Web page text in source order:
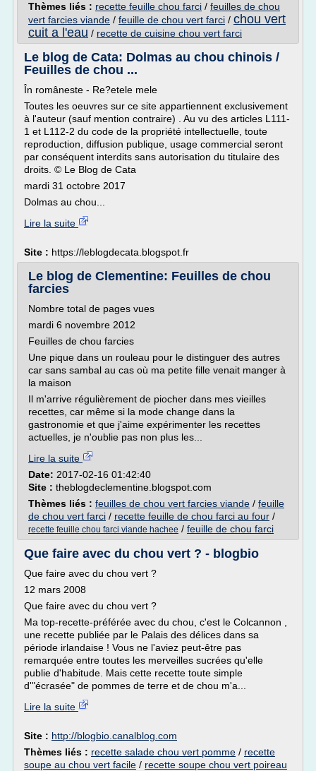
Thèmes liés : recette feuille chou farci / feuilles de chou
vert farcies viande / feuille de chou vert farci / chou vert
cuit a l'eau / recette de cuisine chou vert farci
Le blog de Cata: Dolmas au chou chinois /
Feuilles de chou ...
În româneste - Re?etele mele
Toutes les oeuvres sur ce site appartiennent exclusivement
à l'auteur (sauf mention contraire) . Au vu des articles L111-
1 et L112-2 du code de la propriété intellectuelle, toute
reproduction, diffusion publique, usage commercial seront
par conséquent interdits sans autorisation du titulaire des
droits. © Le Blog de Cata
mardi 31 octobre 2017
Dolmas au chou...
Lire la suite
Site : https://leblogdecata.blogspot.fr
Le blog de Clementine: Feuilles de chou
farcies
Nombre total de pages vues
mardi 6 novembre 2012
Feuilles de chou farcies
Une pique dans un rouleau pour le distinguer des autres
car sans sambal au cas où ma petite fille venait manger à
la maison
Il m'arrive régulièrement de piocher dans mes vieilles
recettes, car même si la mode change dans la
gastronomie et que j'aime expérimenter les recettes
actuelles, je n'oublie pas non plus les...
Lire la suite
Date: 2017-02-16 01:42:40
Site : theblogdeclementine.blogspot.com
Thèmes liés : feuilles de chou vert farcies viande / feuille
de chou vert farci / recette feuille de chou farci au four /
recette feuille chou farci viande hachee / feuille de chou farci
Que faire avec du chou vert ? - blogbio
Que faire avec du chou vert ?
12 mars 2008
Que faire avec du chou vert ?
Ma top-recette-préférée avec du chou, c'est le Colcannon ,
une recette publiée par le Palais des délices dans sa
période irlandaise ! Vous ne l'aviez peut-être pas
remarquée entre toutes les merveilles sucrées qu'elle
publie d'habitude. Mais cette recette toute simple
d'"écrasée" de pommes de terre et de chou m'a...
Lire la suite
Site : http://blogbio.canalblog.com
Thèmes liés : recette salade chou vert pomme / recette
soupe au chou vert facile / recette soupe chou vert poireau